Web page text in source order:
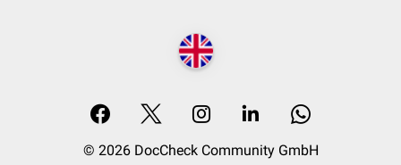
© 2026 DocCheck Community GmbH